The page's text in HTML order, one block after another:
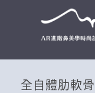
全自體肋軟